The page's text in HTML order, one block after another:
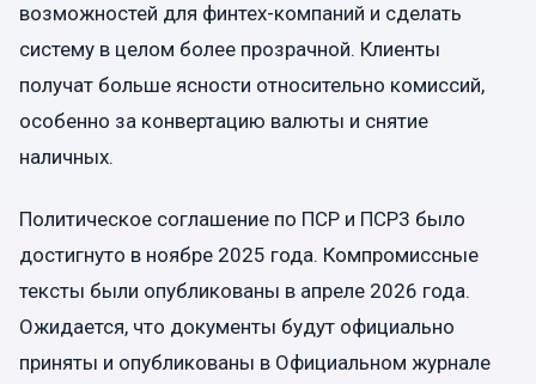
возможностей для финтех-компаний и сделать
систему в целом более прозрачной. Клиенты
получат больше ясности относительно комиссий,
особенно за конвертацию валюты и снятие
наличных.
Политическое соглашение по ПСР и ПСР3 было
достигнуто в ноябре 2025 года. Компромиссные
тексты были опубликованы в апреле 2026 года.
Ожидается, что документы будут официально
приняты и опубликованы в Официальном журнале